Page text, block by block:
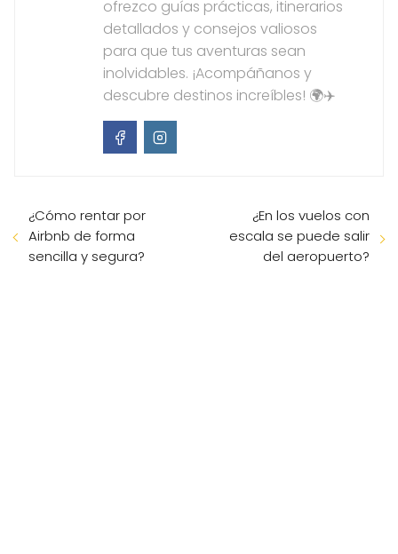
ofrezco guías prácticas, itinerarios
detallados y consejos valiosos
para que tus aventuras sean
inolvidables. ¡Acompáñanos y
descubre destinos increíbles! 🌍✈️
¿Cómo rentar por
Airbnb de forma
sencilla y segura?
¿En los vuelos con
escala se puede salir
del aeropuerto?